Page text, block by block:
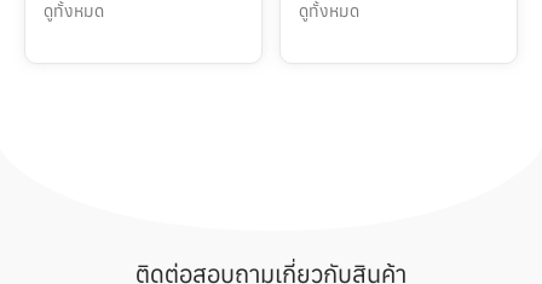
ดูทั้งหมด ดูทั้งหมด
ติดต่อสอบถามเกี่ยวกับสินค้า